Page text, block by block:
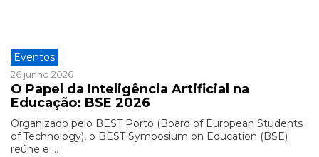
Eventos
26 junho 2026
O Papel da Inteligência Artificial na
Educação: BSE 2026
Organizado pelo BEST Porto (Board of European Students
of Technology), o BEST Symposium on Education (BSE)
reúne e ...